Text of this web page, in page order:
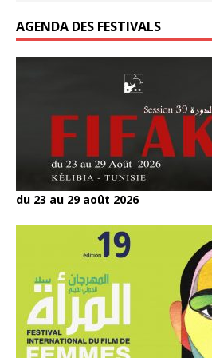
AGENDA DES FESTIVALS
du 23 au 29 août 2026